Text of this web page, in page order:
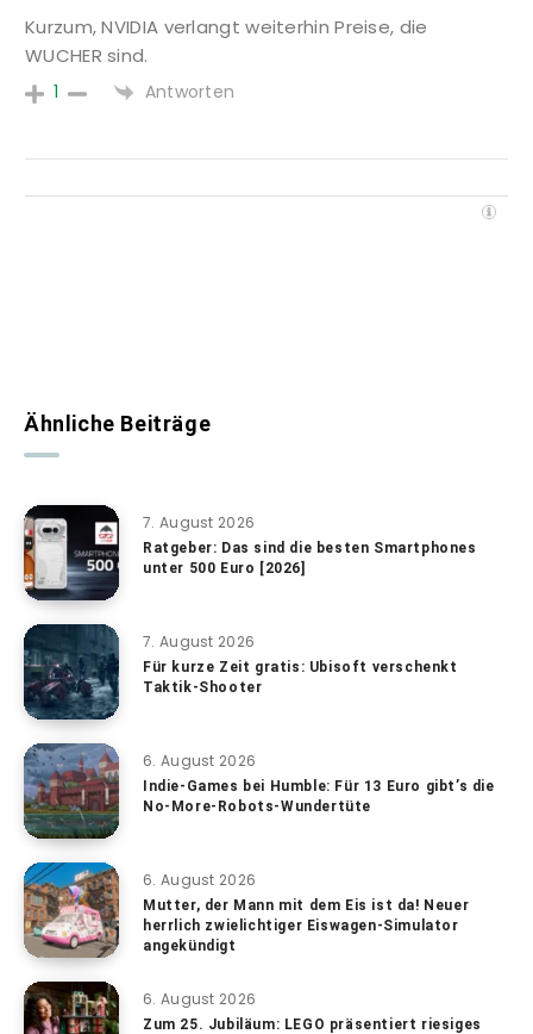
Kurzum, NVIDIA verlangt weiterhin Preise, die
WUCHER sind.
1 Antworten
Ähnliche Beiträge
7. August 2026
Ratgeber: Das sind die besten Smartphones
unter 500 Euro [2026]
7. August 2026
Für kurze Zeit gratis: Ubisoft verschenkt
Taktik-Shooter
6. August 2026
Indie-Games bei Humble: Für 13 Euro gibt’s die
No-More-Robots-Wundertüte
6. August 2026
Mutter, der Mann mit dem Eis ist da! Neuer
herrlich zwielichtiger Eiswagen-Simulator
angekündigt
6. August 2026
Zum 25. Jubiläum: LEGO präsentiert riesiges